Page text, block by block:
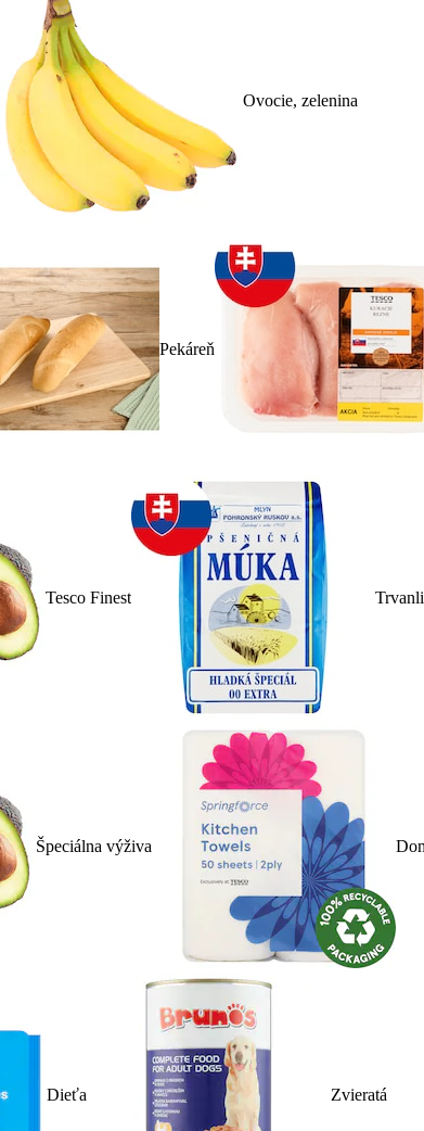
Ovocie, zelenina
Pekáreň
Tesco Finest
Špeciálna výživa
Dieťa Zvieratá